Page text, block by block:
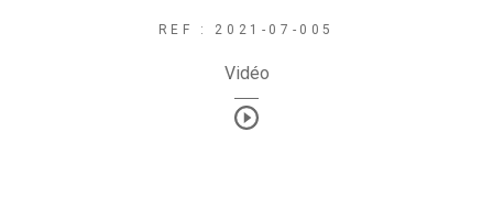
REF : 2021-07-005
Vidéo